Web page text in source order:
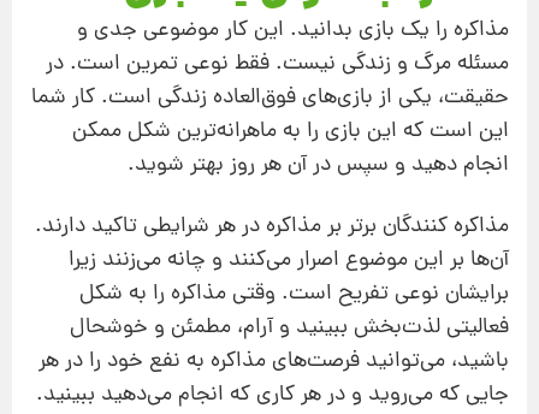
مذاکره را یک بازی بدانید. این کار موضوعی جدی و
مسئله مرگ و زندگی نیست. فقط نوعی تمرین است. در
حقیقت، یکی از بازی‌های فوق‌العاده زندگی است. کار شما
این است که این بازی را به ماهرانه‌ترین شکل ممکن
انجام دهید و سپس در آن هر روز بهتر شوید.
مذاکره کنندگان برتر بر مذاکره در هر شرایطی تاکید دارند.
آن‌ها بر این موضوع اصرار می‌کنند و چانه می‌زنند زیرا
برایشان نوعی تفریح است. وقتی مذاکره را به شکل
فعالیتی لذت‌بخش ببینید و آرام، مطمئن و خوشحال
باشید،‌ می‌توانید فرصت‌های مذاکره به نفع خود را در هر
جایی که می‌روید و در هر کاری که انجام می‌دهید ببینید.